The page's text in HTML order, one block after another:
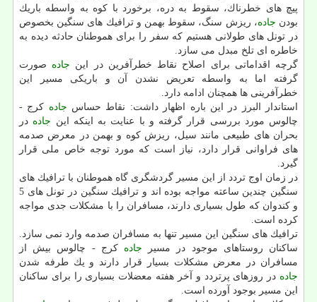
پیچ های خطرناك، سقوط به دره، برخورد با كوه به واسطه باریك
بودن جاده، ریزش سنگ، سقوط بهمن و ترافیك های سنگین بخصوص
در تونل های طولانی هستیم كه سفر را برای هموطنان حادثه دیده به
خاطره ای تلخ مبدل می سازد.
گرچه اقداماتی برای اصلاح نقاط خطرآفرین در این جاده صورت
گرفته اما به واسطه تعریض نشدن آن و باریكی مسیر این
خطرآفرینی ها همچنان ادامه دارد.
استاندار البرز در این باره اظهار داشت: نقاط حساس جاده كرج -
چالوس مورد بررسی قرار گرفته و با عنایت به اینكه این جاده در
بحران های طبیعی مانند سیل، ریزش كوه و بهمن در معرض صدمه
های فراوانی قرار دارد، نیاز است كه مورد توجه خاص ملی قرار
گیرد.
در زمان اوج تردد از این مسیر گردشگری گاه هموطنان با ترافیك های
سنگین چندین ساعته مواجه بوده اند و ترافیك سنگین در تونل های 5
و كندوان كه طول بسیاری دارند، مسافران را با مشكلات جدی مواجه
كرده است.
ترافیك های سنگین این مسیر تنها به مسافران صدمه وارد نمی سازد.
ساكنان روستاهای موجود در مسیر جاده كرج - چالوس بیش از
مسافران در معرض مشكلات بسیار قرار دارند و یك طرفه شدن
جاده در روزهای پرتردد و آخر هفته معضلات بسیاری را برای ساكنان
این مسیر بوجود آورده است.